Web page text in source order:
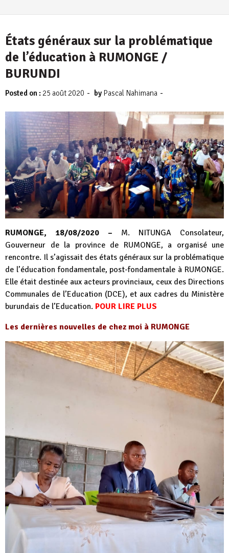
États généraux sur la problématique
de l’éducation à RUMONGE /
BURUNDI
Posted on : 25 août 2020 - by Pascal Nahimana -
RUMONGE, 18/08/2020 – M. NITUNGA Consolateur,
Gouverneur de la province de RUMONGE, a organisé une
rencontre. Il s’agissait des états généraux sur la problématique
de l’éducation fondamentale, post-fondamentale à RUMONGE.
Elle était destinée aux acteurs provinciaux, ceux des Directions
Communales de l’Education (DCE), et aux cadres du Ministère
burundais de l’Education. POUR LIRE PLUS
Les dernières nouvelles de chez moi à RUMONGE